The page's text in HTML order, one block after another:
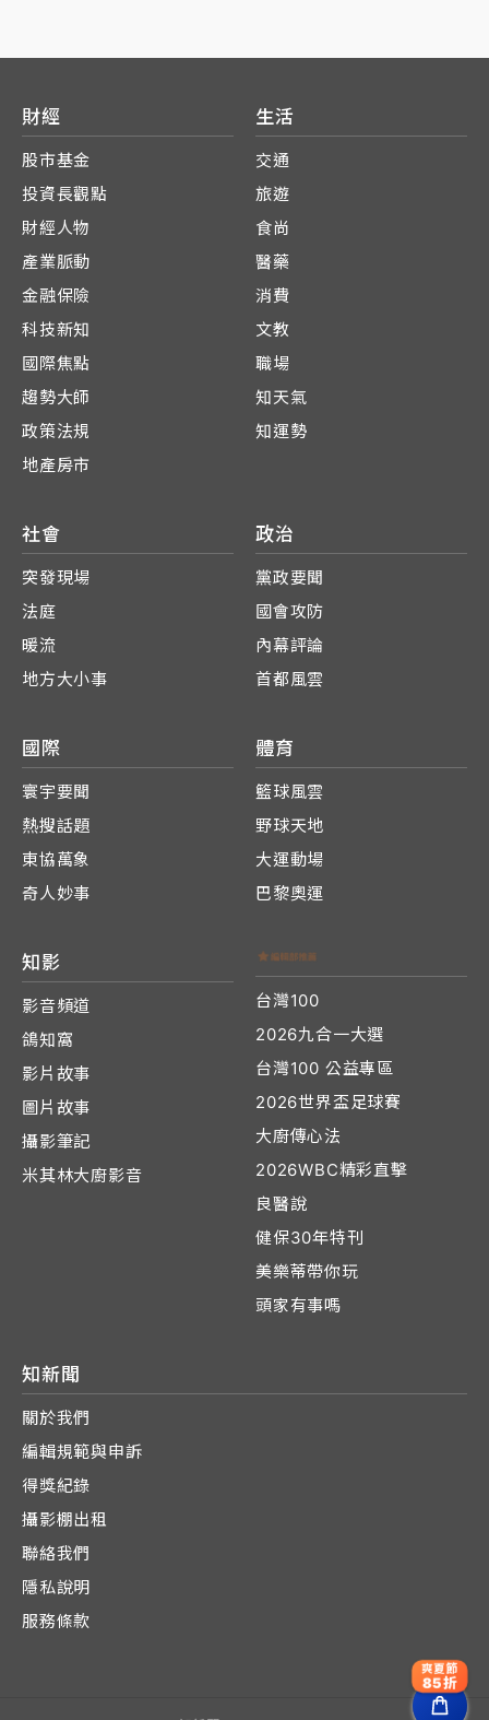
財經
股市基金
投資長觀點
財經人物
產業脈動
金融保險
科技新知
國際焦點
趨勢大師
政策法規
地產房市
生活
交通
旅遊
食尚
醫藥
消費
文教
職場
知天氣
知運勢
社會
突發現場
法庭
暖流
地方大小事
政治
黨政要聞
國會攻防
內幕評論
首都風雲
國際
寰宇要聞
熱搜話題
東協萬象
奇人妙事
體育
籃球風雲
野球天地
大運動場
巴黎奧運
知影
影音頻道
鴿知窩
影片故事
圖片故事
攝影筆記
米其林大廚影音
台灣100
2026九合一大選
台灣100 公益專區
2026世界盃足球賽
大廚傳心法
2026WBC精彩直擊
良醫說
健保30年特刊
美樂蒂帶你玩
頭家有事嗎
知新聞
關於我們
編輯規範與申訴
得獎紀錄
攝影棚出租
聯絡我們
隱私說明
服務條款
爽夏節
85折